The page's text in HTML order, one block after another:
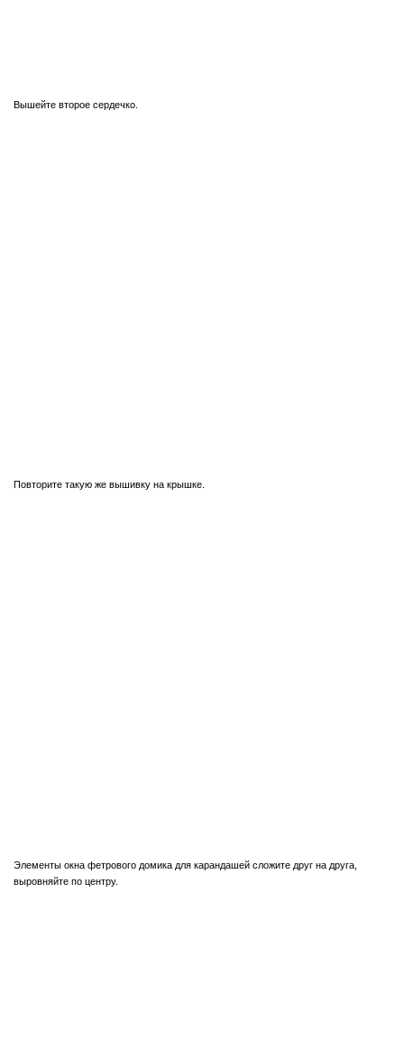
Вышейте второе сердечко.
Повторите такую же вышивку на крышке.
Элементы окна фетрового домика для карандашей сложите друг на друга,
выровняйте по центру.